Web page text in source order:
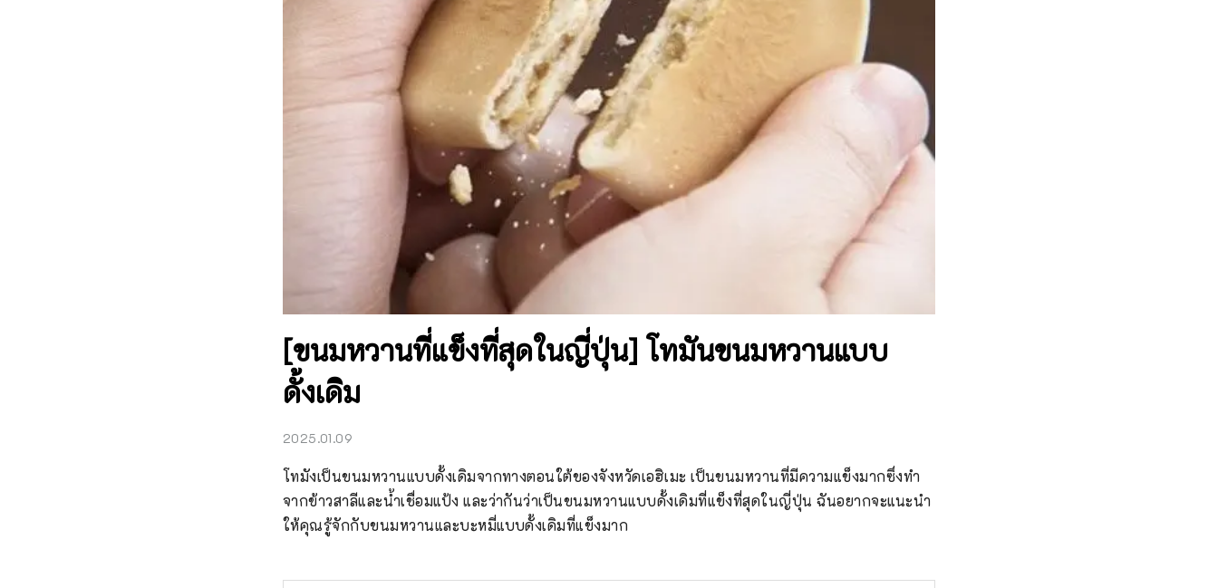
[ขนมหวานที่แข็งที่สุดในญี่ปุ่น] โทมันขนมหวานแบบ
ดั้งเดิม
2025.01.09
โทมังเป็นขนมหวานแบบดั้งเดิมจากทางตอนใต้ของจังหวัดเอฮิเมะ เป็นขนมหวานที่มีความแข็งมากซึ่งทำ
จากข้าวสาลีและน้ำเชื่อมแป้ง และว่ากันว่าเป็นขนมหวานแบบดั้งเดิมที่แข็งที่สุดในญี่ปุ่น ฉันอยากจะแนะนำ
ให้คุณรู้จักกับขนมหวานและบะหมี่แบบดั้งเดิมที่แข็งมาก